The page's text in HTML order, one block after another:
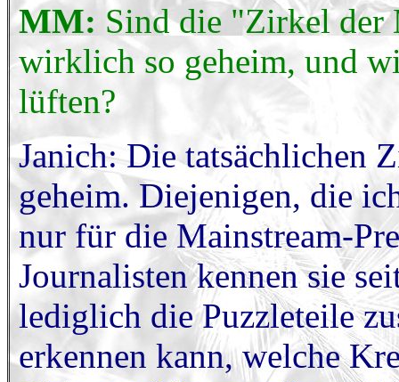
MM: Sind die "Zirkel der
wirklich so geheim, und
lüften?
Janich: Die tatsächlichen
geheim. Diejenigen, die
nur für die Mainstream-
Journalisten kennen sie
lediglich die Puzzleteile
erkennen kann, welche